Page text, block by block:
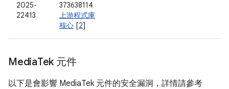
2025-
22413
373638114
上游程式庫
核心 [2]
MediaTek 元件
以下是會影響 MediaTek 元件的安全漏洞，詳情請參考